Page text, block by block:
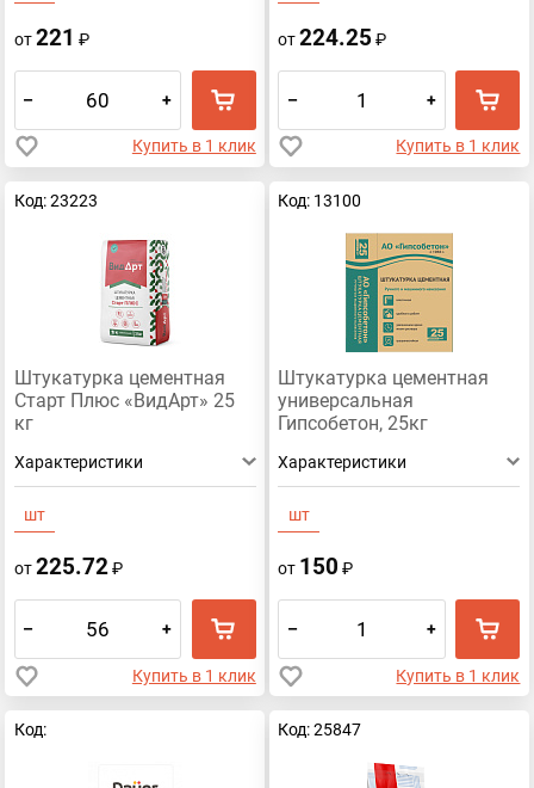
от221 ₽
– +
Купить в 1 клик
от224.25 ₽
– +
Купить в 1 клик
Код: 23223
Штукатурка цементная
Старт Плюс «ВидАрт» 25
кг
Характеристики
шт
от225.72₽
– +
Купить в 1 клик
Код: 13100
Штукатурка цементная
универсальная
Гипсобетон, 25кг
Характеристики
шт
от 150 ₽
– +
Купить в 1 клик
Код: Код: 25847